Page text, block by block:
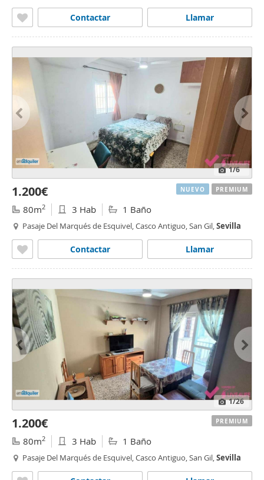
Llamar
Contactar
1/6
1.200€
80m2 3 Hab 1 Baño
Pasaje Del Marqués de Esquivel, Casco Antiguo, San Gil,Sevilla
Llamar
Contactar
NUEVO PREMIUM
1/26
1.200€
80m2 3 Hab 1 Baño
Pasaje Del Marqués de Esquivel, Casco Antiguo, San Gil,Sevilla
PREMIUM